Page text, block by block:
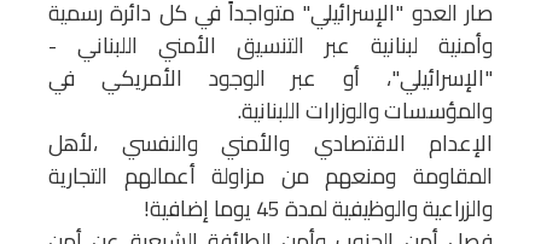
صار العدو "الإسرائيلي" متواجداً في كل دائرة رسمية
وأمنية لبنانية عبر التنسيق الأمني اللبناني -
"الإسرائيلي"، أو عبر الوجود الأمريكي في
والمؤسسات والوزارات اللبنانية.
الإعدام الاقتصادي والأمني والنفسي ،لأهل
المقاومة ومنعهم من مزاولة أعمالهم التجارية
والزراعية والوظيفية لمدة 45 يوما إضافية!